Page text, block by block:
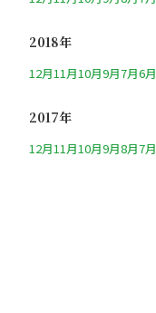
2018年
12月11月10月9月7月6月
2017年
12月11月10月9月8月7月